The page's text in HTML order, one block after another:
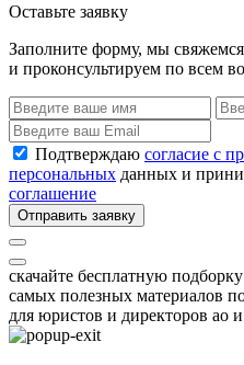
Оставьте заявку
Заполните форму, мы
и проконсультируем по всем
Подтверждаю согласие с
персональных данных и
соглашение
Отправить заявку
скачайте бесплатную подборку
самых полезных материалов
для юристов и директоров ао